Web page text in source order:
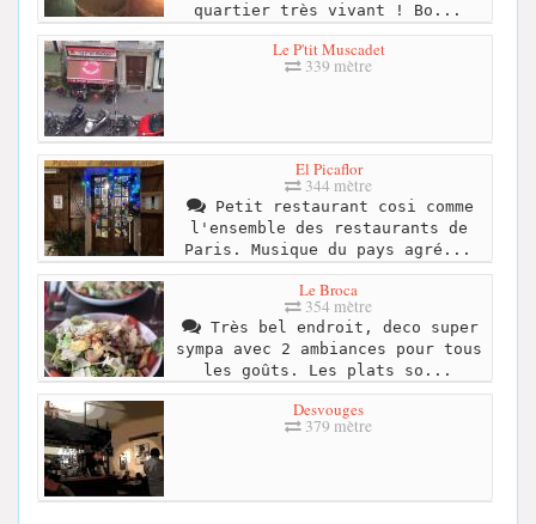
quartier très vivant ! Bo...
Le P'tit Muscadet
339 mètre
El Picaflor
344 mètre
Petit restaurant cosi comme
l'ensemble des restaurants de
Paris. Musique du pays agré...
Le Broca
354 mètre
Très bel endroit, deco super
sympa avec 2 ambiances pour tous
les goûts. Les plats so...
Desvouges
379 mètre